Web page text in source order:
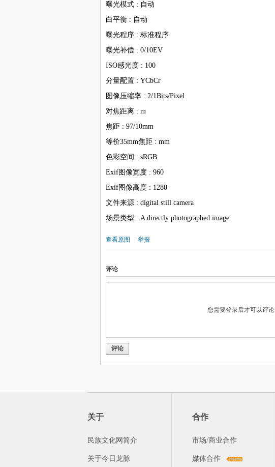
曝光模式 : 自动
白平衡 : 自动
曝光程序 : 标准程序
曝光补偿 : 0/10EV
ISO感光度 : 100
分量配置 : YCbCr
图像压缩率 : 2/1Bits/Pixel
对焦距离 : m
焦距 : 97/10mm
等价35mm焦距 : mm
色彩空间 : sRGB
Exif图像宽度 : 960
Exif图像高度 : 1280
文件来源 : digital still camera
场景类型 : A directly photographed image
查看原图 举报
评论
您需要登录后才可以评论
评论
关于
民族文化网简介
关于今日龙脉
合作
市场/商业合作
媒体合作